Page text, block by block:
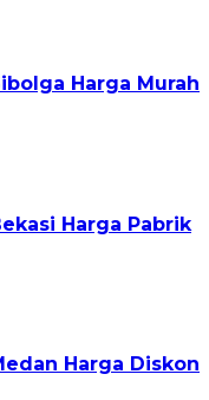
Harga Murah
Harga Pabrik
Harga Diskon